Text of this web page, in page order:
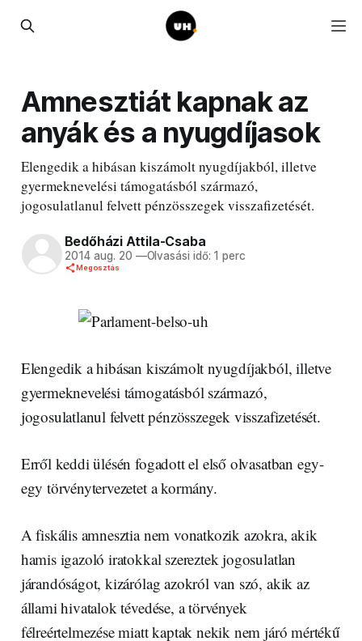
Amnesztiát kapnak az
anyák és a nyugdíjasok
Elengedik a hibásan kiszámolt nyugdíjakból, illetve
gyermeknevelési támogatásból származó,
jogosulatlanul felvett pénzösszegek visszafizetését.
Bedőházi Attila-Csaba
2014 aug. 20 —Olvasási idő: 1 perc
Megosztás
Elengedik a hibásan kiszámolt nyugdíjakból, illetve
gyermeknevelési támogatásból származó,
jogosulatlanul felvett pénzösszegek visszafizetését.
Erről keddi ülésén fogadott el első olvasatban egy-
egy törvénytervezetet a kormány.
A fiskális amnesztia nem vonatkozik azokra, akik
hamis igazoló iratokkal szereztek jogosulatlan
járandóságot, kizárólag azokról van szó, akik az
állami hivatalok tévedése, a törvények
félreértelmezése miatt kaptak nekik nem járó mértékű